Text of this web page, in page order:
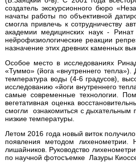
создатель экскурсионного бюро
начаты работы по объективной
смогла привлечь к сотрудничеству
академии медицинских наук -
нейрофизиологические реакции
назначение этих древних каменных
Особое место в исследованиях
«Туммо» (йога «внутреннего
температура воды (4-6 градусов),
исследованию «йоги внутреннего
самые современные технологии.
вегетативная оценка
смогли ознакомиться с дыхательным
низкие температуры.
Летом 2016 года новый виток
появления методом лихенометрии.
лишайников. Руководство
по научной фотосъемке Лазуры